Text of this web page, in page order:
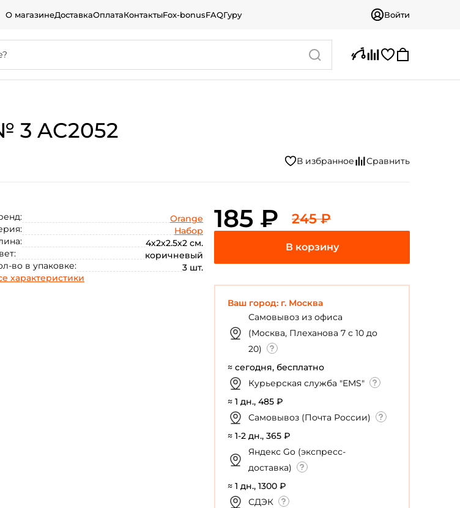
О магазинеДоставкаОплатаКонтактыFox-bonusFAQГуру Войти
3 AC2052
Orange
Набор
4х2х2.5х2 см.
коричневый
во в упаковке:
3 шт.
характеристики
185 ₽ 245 ₽
Ваш город: г. Москва
Самовывоз из офиса
(Москва, Плеханова 7 с 10 до
20)
≈ сегодня, бесплатно
Курьерская служба "EMS"
≈ 1 дн., 485 ₽
Самовывоз (Почта России)
≈ 1-2 дн., 365 ₽
Яндекс Go (экспресс-
доставка)
≈ 1 дн., 1300 ₽
СДЭК